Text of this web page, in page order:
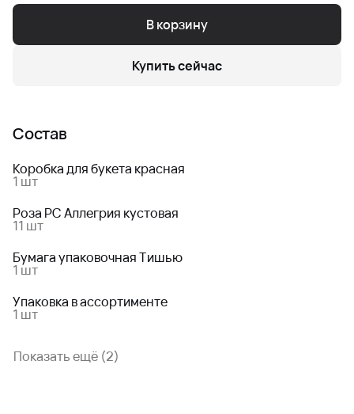
В корзину
Купить сейчас
Состав
Коробка для букета красная
1 шт
Роза РС Аллегрия кустовая
11 шт
Бумага упаковочная Тишью
1 шт
Упаковка в ассортименте
1 шт
Показать ещё (2)